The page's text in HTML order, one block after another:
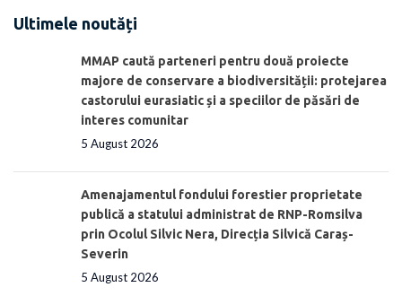
Ultimele noutăți
MMAP caută parteneri pentru două proiecte
majore de conservare a biodiversității: protejarea
castorului eurasiatic și a speciilor de păsări de
interes comunitar
5 August 2026
Amenajamentul fondului forestier proprietate
publică a statului administrat de RNP-Romsilva
prin Ocolul Silvic Nera, Direcția Silvică Caraș-
Severin
5 August 2026